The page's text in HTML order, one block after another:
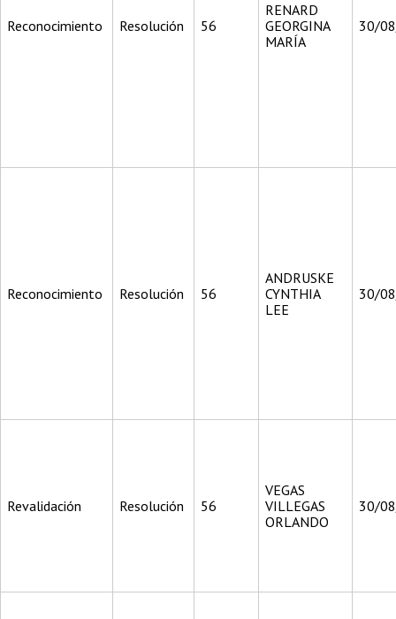
Reconocimiento Resolución 56
RENARD
GEORGINA
MARÍA
30/
Reconocimiento Resolución 56
ANDRUSKE
CYNTHIA
LEE
30/
Revalidación Resolución 56
VEGAS
VILLEGAS
ORLANDO
30/